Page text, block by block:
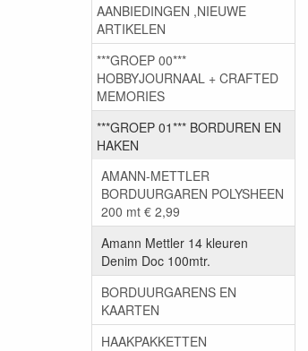
AANBIEDINGEN ,NIEUWE
ARTIKELEN
***GROEP 00***
HOBBYJOURNAAL + CRAFTED
MEMORIES
***GROEP 01*** BORDUREN EN
HAKEN
AMANN-METTLER
BORDUURGAREN POLYSHEEN
200 mt € 2,99
Amann Mettler 14 kleuren
Denim Doc 100mtr.
BORDUURGARENS EN
KAARTEN
HAAKPAKKETTEN